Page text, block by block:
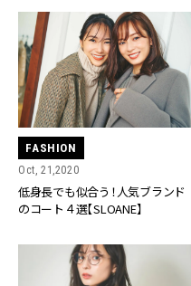
FASHION
Oct, 21,2020
低身長でも似合う！人気ブランド
のコート４選【SLOANE】